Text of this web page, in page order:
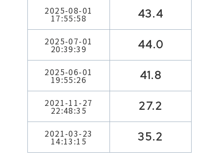
2025-08-01
17:55:58 43.4
2025-07-01
20:39:39 44.0
2025-06-01
19:55:26 41.8
2021-11-27
22:48:35 27.2
2021-03-23
14:13:15 35.2